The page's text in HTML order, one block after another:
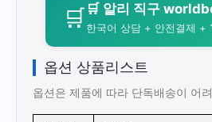
🛒 🛒 알리 직구
한국어 상담 + 안전결제 +
옵션 상품리스트
옵션은 제품에 따라 단독배송이 어